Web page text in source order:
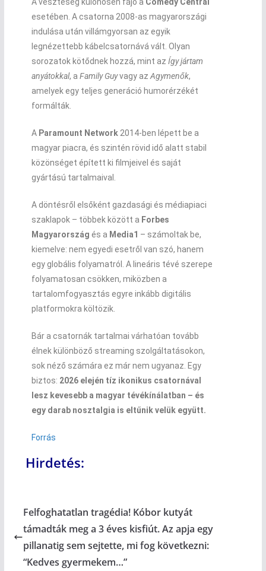
esetében. A csatorna 2008-as magyarországi
indulása után villámgyorsan az egyik
legnézettebb kábelcsatornává vált. Olyan
sorozatok kötődnek hozzá, mint az Így jártam
anyátokkal, a Family Guyvagy az Agymenők,
amelyek egy teljes generáció humorérzékét
formálták.
A Paramount Network2014-ben lépett be a
magyar piacra, és szintén rövid idő alatt stabil
közönséget épített ki filmjeivel és saját
gyártású tartalmaival.
A döntésről elsőként gazdasági és médiapiaci
szaklapok – többek között a Forbes
Magyarország és a Media1 – számoltak be,
kiemelve: nem egyedi esetről van szó, hanem
egy globális folyamatról. A lineáris tévé szerepe
folyamatosan csökken, miközben a
tartalomfogyasztás egyre inkább digitális
platformokra költözik.
Bár a csatornák tartalmai várhatóan tovább
élnek különböző streaming szolgáltatásokon,
sok néző számára ez már nem ugyanaz. Egy
biztos: 2026 elején tíz ikonikus csatornával
lesz kevesebb a magyar tévékínálatban – és
egy darab nosztalgia is eltűnik velük együtt.
Forrás
Hirdetés:
Felfoghatatlan tragédia! Kóbor kutyát
támadták meg a 3 éves kisfiút. Az apja egy
pillanatig sem sejtette, mi fog következni:
“Kedves gyermekem…”